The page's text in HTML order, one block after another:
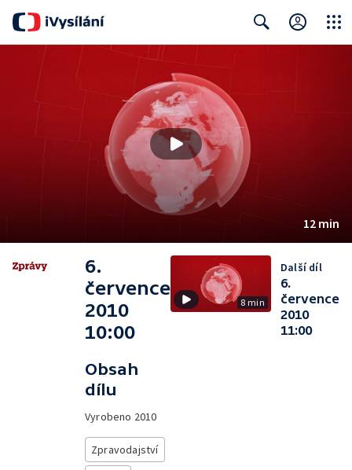
12 min
6.
července
2010
10:00
Obsah
dílu
Vyrobeno 2010
Zpravodajství
8 min
Další díl
6.
července
2010
11:00